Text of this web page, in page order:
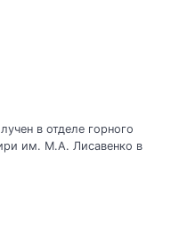
в отделе горного
им. М.А. Лисавенко в